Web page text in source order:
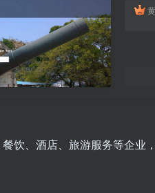
饮、酒店、旅游服务等企业